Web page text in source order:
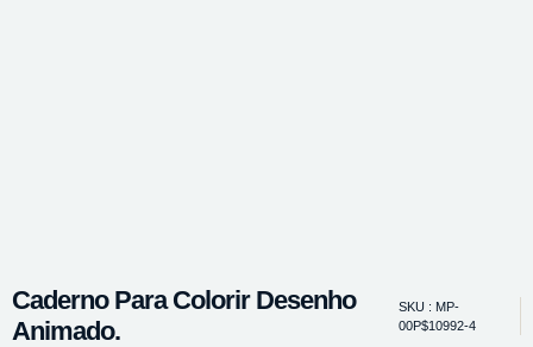
Caderno Para Colorir Desenho
Animado.
SKU : MP-
00P$10992-4